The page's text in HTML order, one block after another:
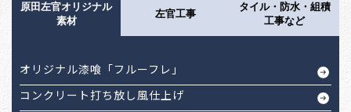
原田左官オリジナル
素材
左官工事
タイル・防水・組積
工事など
オリジナル漆喰「フルーフレ」
コンクリート打ち放し風仕上げ